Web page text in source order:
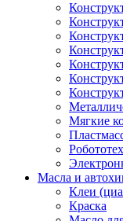
Мягкие
Масла и
Клеи
Краска